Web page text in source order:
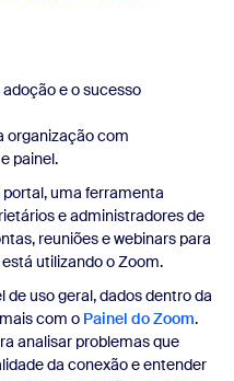
e o sucesso
organização com
painel.
uma ferramenta
e administradores de
reuniões e webinars para
utilizando o Zoom.
de uso geral, dados dentro da
com o Painel do Zoom.
analisar problemas que
da conexão e entender